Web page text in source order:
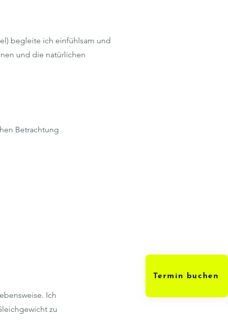
Termin buchen
begleite ich einfühlsam und
und die natürlichen
Betrachtung
Ich
zu